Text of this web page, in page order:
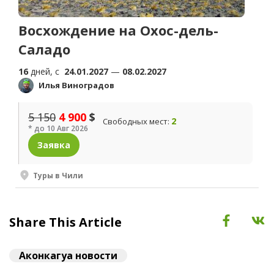
Восхождение на Охос-дель-
Саладо
16 дней, c 24.01.2027 — 08.02.2027
Илья Виноградов
5 150 4 900 $
* до 10 Авг 2026
Свободных мест: 2
Заявка
Туры в Чили
Share This Article
Аконкагуа новости